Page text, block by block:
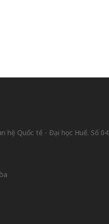
hệ Quốc tế - Đại học Huế. Số